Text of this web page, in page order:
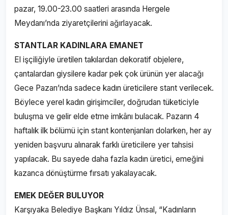
pazar, 19.00-23.00 saatleri arasında Hergele
Meydanı’nda ziyaretçilerini ağırlayacak.
STANTLAR KADINLARA EMANET
El işçiliğiyle üretilen takılardan dekoratif objelere,
çantalardan giysilere kadar pek çok ürünün yer alacağı
Gece Pazarı’nda sadece kadın üreticilere stant verilecek.
Böylece yerel kadın girişimciler, doğrudan tüketiciyle
buluşma ve gelir elde etme imkânı bulacak. Pazarın 4
haftalık ilk bölümü için stant kontenjanları dolarken, her ay
yeniden başvuru alınarak farklı üreticilere yer tahsisi
yapılacak. Bu sayede daha fazla kadın üretici, emeğini
kazanca dönüştürme fırsatı yakalayacak.
EMEK DEĞER BULUYOR
Karşıyaka Belediye Başkanı Yıldız Ünsal, “Kadınların